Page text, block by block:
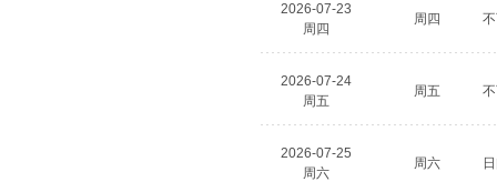
2026-07-23
周四
周四
2026-07-24
周五
周五
2026-07-25
周六
周六